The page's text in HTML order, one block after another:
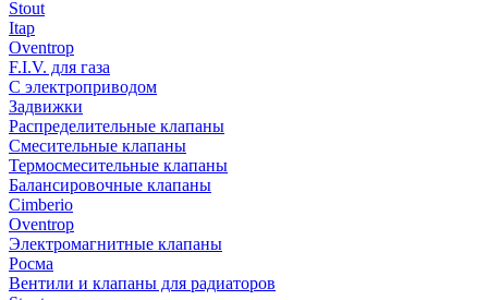
Stout
Itap
Oventrop
F.I.V. для газа
С электроприводом
Задвижки
Распределительные клапаны
Cмесительные клапаны
Термосмесительные клапаны
Балансировочные клапаны
Cimberio
Oventrop
Электромагнитные клапаны
Росма
Вентили и клапаны для радиаторов